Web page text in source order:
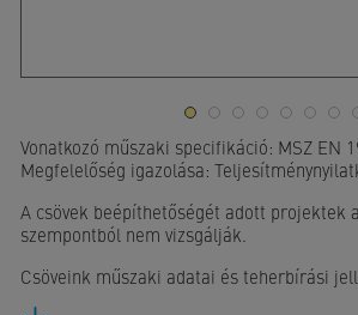
Vonatkozó műszaki specifikáció: MSZ EN
Megfelelőség igazolása:
A csövek beépíthetőségét adott projektek
szempontból nem vizsgálják.
Csöveink műszaki adatai és teherbírási